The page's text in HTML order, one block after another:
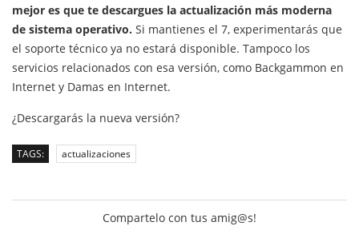
mejor es que te descargues la actualización más moderna
de sistema operativo. Si mantienes el 7, experimentarás que
el soporte técnico ya no estará disponible. Tampoco los
servicios relacionados con esa versión, como Backgammon en
Internet y Damas en Internet.
¿Descargarás la nueva versión?
TAGS: actualizaciones
Compartelo con tus amig@s!